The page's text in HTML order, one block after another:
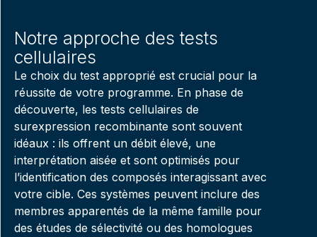
Notre approche des tests
cellulaires
Le choix du test approprié est crucial pour la
réussite de votre programme. En phase de
découverte, les tests cellulaires de
surexpression recombinante sont souvent
idéaux : ils offrent un débit élevé, une
interprétation aisée et sont optimisés pour
l’identification des composés interagissant avec
votre cible. Ces systèmes peuvent inclure des
membres apparentés de la même famille pour
des études de sélectivité ou des homologues